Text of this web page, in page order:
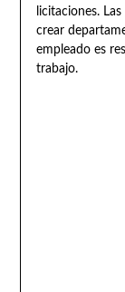
licitaciones.
crear
empleado es
trabajo.